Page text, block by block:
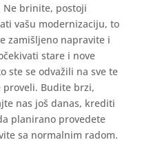
Ne brinite, postoji
vašu modernizaciju, to
zamišljeno napravite i
stare i nove
ste se odvažili na sve te
proveli. Budite brzi,
nas još danas, krediti
planirano provedete
sa normalnim radom.